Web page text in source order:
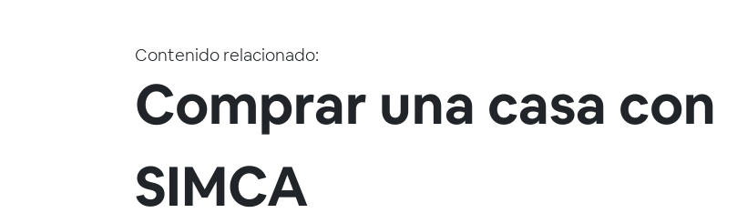
Contenido relacionado:
Comprar una casa con
SIMCA